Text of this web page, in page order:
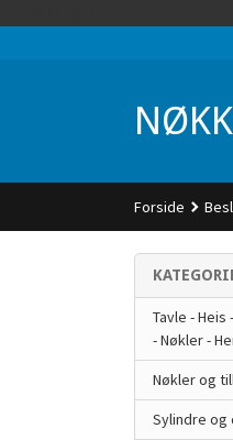
Forside
Tavle - Heis
- Nøkler -
Nøkler og
Sylindre og